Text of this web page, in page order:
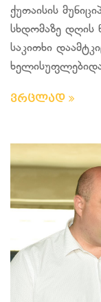
ქუთაისის
სხდომაზე დღის
საკითხი
ვრცლად